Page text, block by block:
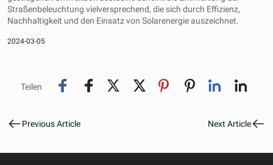
Straßenbeleuchtung vielversprechend, die sich durch Effizienz,
Nachhaltigkeit und den Einsatz von Solarenergie auszeichnet.
2024-03-05
Teilen
Previous Article Next Article